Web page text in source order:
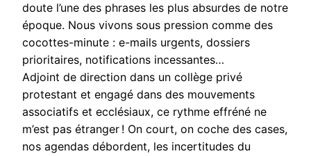
doute l’une des phrases les plus absurdes de notre
époque. Nous vivons sous pression comme des
cocottes-minute : e-mails urgents, dossiers
prioritaires, notifications incessantes…
Adjoint de direction dans un collège privé
protestant et engagé dans des mouvements
associatifs et ecclésiaux, ce rythme effréné ne
m’est pas étranger ! On court, on coche des cases,
nos agendas débordent, les incertitudes du